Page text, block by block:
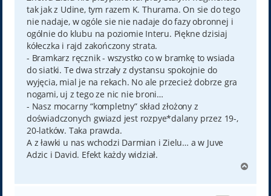
tak jak z Udine, tym razem K. Thurama. On sie do tego
nie nadaje, w ogóle sie nie nadaje do fazy obronnej i
ogólnie do klubu na poziomie Interu. Piękne dzisiaj
kółeczka i rajd zakończony strata.
- Bramkarz ręcznik - wszystko co w bramkę to wsiada
do siatki. Te dwa strzały z dystansu spokojnie do
wyjęcia, mial je na rekach. No ale przecież dobrze gra
nogami, uj z tego ze nic nie broni…
- Nasz mocarny “kompletny” skład złożony z
doświadczonych gwiazd jest rozpye*dalany przez 19-,
20-latków. Taka prawda.
A z ławki u nas wchodzi Darmian i Zielu… a w Juve
Adzic i David. Efekt każdy widział.
g